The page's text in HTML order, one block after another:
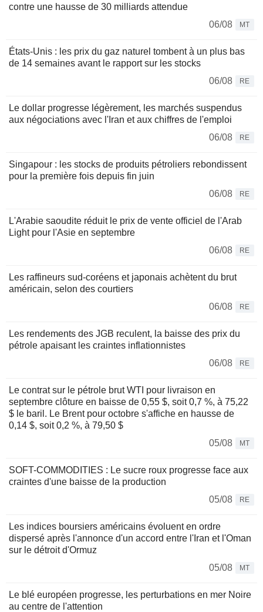
contre une hausse de 30 milliards attendue
06/08
MT
États-Unis : les prix du gaz naturel tombent à un plus bas
de 14 semaines avant le rapport sur les stocks
06/08
RE
Le dollar progresse légèrement, les marchés suspendus
aux négociations avec l'Iran et aux chiffres de l'emploi
06/08
RE
Singapour : les stocks de produits pétroliers rebondissent
pour la première fois depuis fin juin
06/08
RE
L'Arabie saoudite réduit le prix de vente officiel de l'Arab
Light pour l'Asie en septembre
06/08
RE
Les raffineurs sud-coréens et japonais achètent du brut
américain, selon des courtiers
06/08
RE
Les rendements des JGB reculent, la baisse des prix du
pétrole apaisant les craintes inflationnistes
06/08
RE
Le contrat sur le pétrole brut WTI pour livraison en
septembre clôture en baisse de 0,55 $, soit 0,7 %, à 75,22
$ le baril. Le Brent pour octobre s'affiche en hausse de
0,14 $, soit 0,2 %, à 79,50 $
05/08
MT
SOFT-COMMODITIES : Le sucre roux progresse face aux
craintes d'une baisse de la production
05/08
RE
Les indices boursiers américains évoluent en ordre
dispersé après l'annonce d'un accord entre l'Iran et l'Oman
sur le détroit d'Ormuz
05/08
MT
Le blé européen progresse, les perturbations en mer Noire
au centre de l'attention